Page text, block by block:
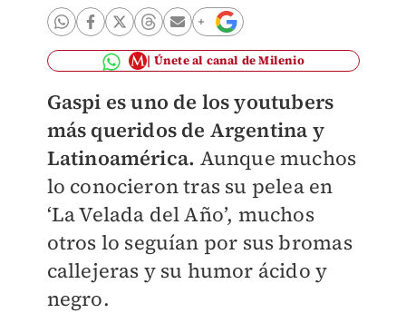
Únete al canal de Milenio
Gaspi es uno de los youtubers
más queridos de Argentina y
Latinoamérica. Aunque muchos
lo conocieron tras su pelea en
‘La Velada del Año’, muchos
otros lo seguían por sus bromas
callejeras y su humor ácido y
negro.